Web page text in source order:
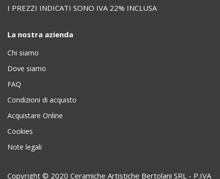
I PREZZI INDICATI SONO IVA 22% INCLUSA
La nostra azienda
Chi siamo
Dove siamo
FAQ
Condizioni di acquisto
Acquistare Online
Cookies
Note legali
Copyright © 2020 Ceramiche Artistiche Bertolani SRL - P.IVA